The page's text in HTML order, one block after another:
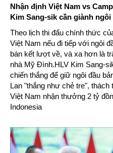
Nhận định Việt Nam vs
Kim Sang-sik cần giành ngôi
Theo lịch thi đấu chính thức
Việt Nam nếu đi tiếp với ngôi
bán kết lượt về, và xa hơn là
nhà Mỹ Đình.HLV Kim Sang-
chiến thắng để giữ ngôi đầu
Lan "thắng như chẻ tre",
Việt Nam nhận thưởng 2 tỷ
Indonesia